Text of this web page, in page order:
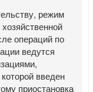
режим
операций по
ведутся
введен
приостановка